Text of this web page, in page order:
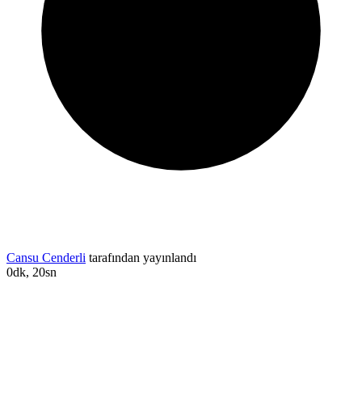
Cansu Cenderli tarafından yayınlandı
0dk, 20sn